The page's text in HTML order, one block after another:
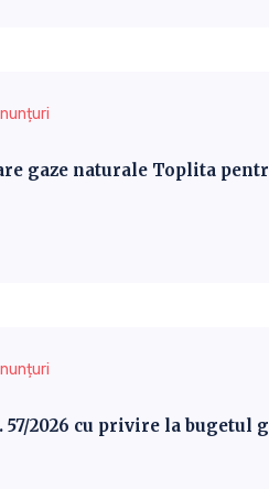
gaze naturale Toplita
57/2026 cu privire la